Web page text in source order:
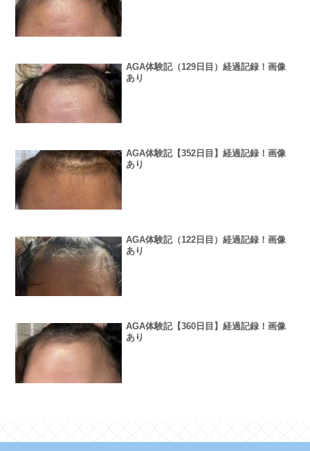
AGA体験記（129日目）経過記録！画像
あり
AGA体験記【352日目】経過記録！画像
あり
AGA体験記（122日目）経過記録！画像
あり
AGA体験記【360日目】経過記録！画像
あり